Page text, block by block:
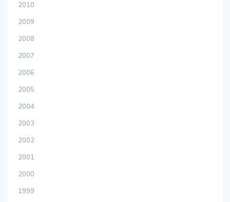
2010
2009
2008
2007
2006
2005
2004
2003
2002
2001
2000
1999